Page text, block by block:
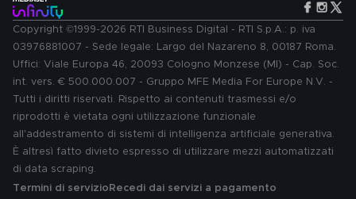
Copyright ©1999-2026 RTI Business Digital - RTI S.p.A.: p. iva
03976881007 - Sede legale: Largo del Nazareno 8, 00187 Roma.
Uffici: Viale Europa 46, 20093 Cologno Monzese (MI) - Cap. Soc.
int. vers. € 500.000.007 - Gruppo MFE Media For Europe N.V. -
Tutti i diritti riservati. Rispetto ai contenuti trasmessi e/o
riprodotti è vietata ogni utilizzazione funzionale
all'addestramento di sistemi di intelligenza artificiale generativa.
È altresì fatto divieto espresso di utilizzare mezzi automatizzati
di data scraping.
Termini di servizio Recedi dai servizi a pagamento